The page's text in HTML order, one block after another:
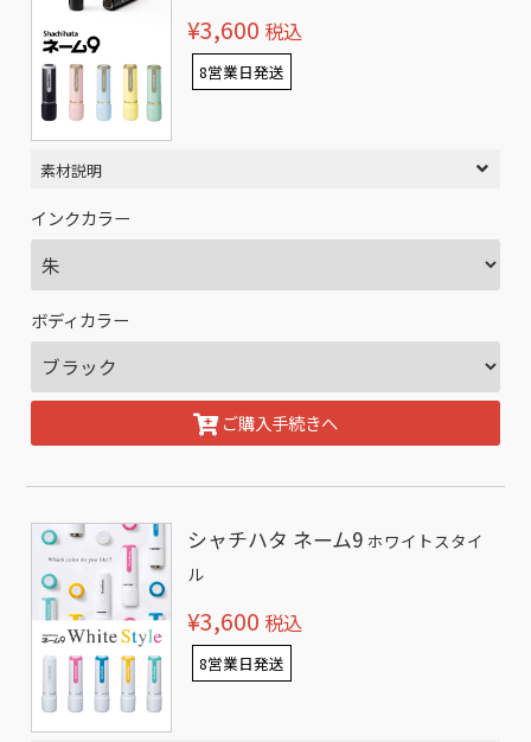
¥3,600 税込
8営業日発送
素材説明
インクカラー
ボディカラー
ご購入手続きへ
シャチハタ ネーム9 ホワイトスタイ
ル
¥3,600 税込
8営業日発送